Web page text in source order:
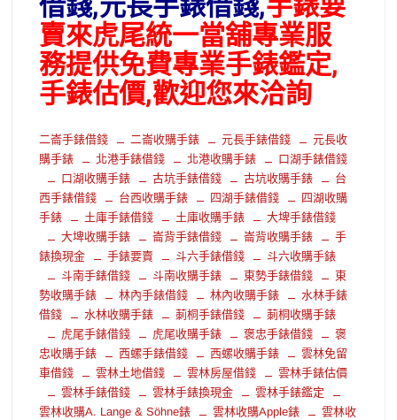
賣來虎尾統一當舖專業服
務提供免費專業手錶鑑定,
手錶估價,歡迎您來洽詢
二崙手錶借錢 二崙收購手錶 元長手錶借錢
元長收
購手錶
北港手錶借錢 北港收購手錶
口湖手錶借錢
口湖收購手錶
古坑手錶借錢 古坑收購手錶
台
西手錶借錢
台西收購手錶 四湖手錶借錢
四湖收購
手錶
土庫手錶借錢 土庫收購手錶
大埤手錶借錢
大埤收購手錶
崙背手錶借錢 崙背收購手錶
手
錶換現金
手錶要賣 斗六手錶借錢
斗六收購手錶
斗南手錶借錢
斗南收購手錶 東勢手錶借錢
東
勢收購手錶
林內手錶借錢 林內收購手錶
水林手錶
借錢
水林收購手錶 莿桐手錶借錢
莿桐收購手錶
虎尾手錶借錢
虎尾收購手錶 褒忠手錶借錢
褒
忠收購手錶
西螺手錶借錢 西螺收購手錶
雲林免留
車借錢
雲林土地借錢 雲林房屋借錢
雲林手錶估價
雲林手錶借錢
雲林手錶換現金
雲林手錶鑑定
雲林收購A. Lange & Söhne錶
雲林收購Apple錶
雲林收